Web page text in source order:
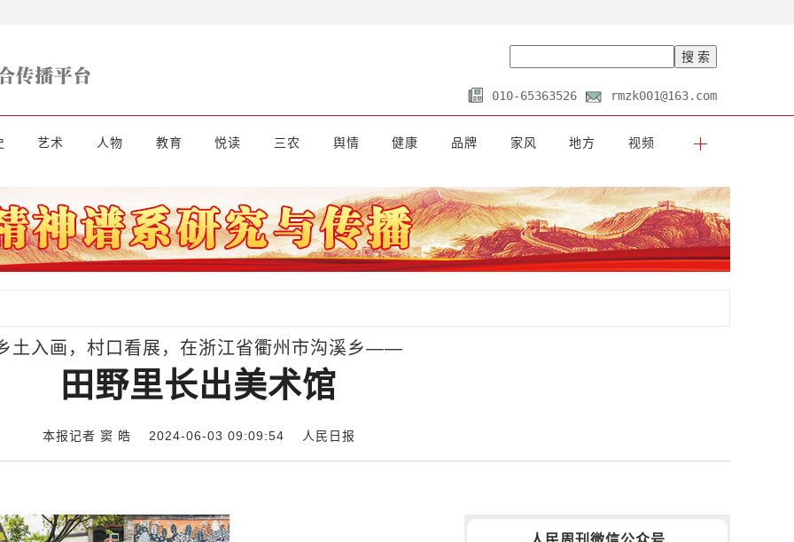
010-65363526 rmzk001@163.com
艺术 人物 教育 悦读 三农 舆情 健康 品牌 家风 地方 视频
土入画，村口看展，在浙江省衢州市沟溪乡——
田野里长出美术馆
本报记者 窦 皓 2024-06-03 09:09:54 人民日报